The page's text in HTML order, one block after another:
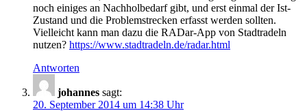
noch einiges an Nachholbedarf gibt, und erst einmal der Ist-
Zustand und die Problemstrecken erfasst werden sollten.
Vielleicht kann man dazu die RADar-App von Stadtradeln
nutzen? https://www.stadtradeln.de/radar.html
Antworten
johannes sagt:
20. September 2014 um 14:38 Uhr